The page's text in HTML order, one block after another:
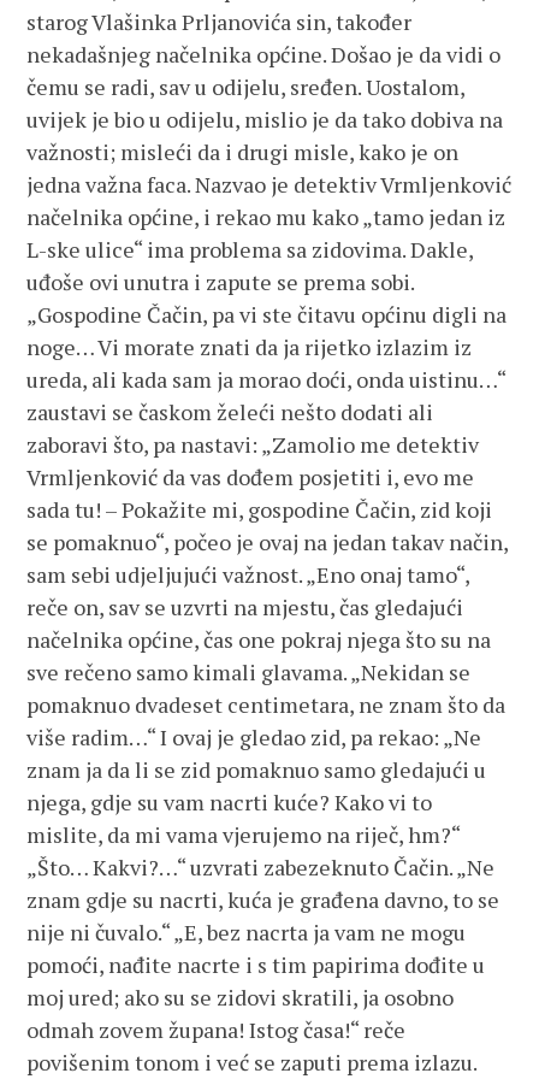
starog Vlašinka Prljanovića sin, također
nekadašnjeg načelnika općine. Došao je da vidi o
čemu se radi, sav u odijelu, sređen. Uostalom,
uvijek je bio u odijelu, mislio je da tako dobiva na
važnosti; misleći da i drugi misle, kako je on
jedna važna faca. Nazvao je detektiv Vrmljenković
načelnika općine, i rekao mu kako „tamo jedan iz
L-ske ulice“ ima problema sa zidovima. Dakle,
uđoše ovi unutra i zapute se prema sobi.
„Gospodine Čačin, pa vi ste čitavu općinu digli na
noge… Vi morate znati da ja rijetko izlazim iz
ureda, ali kada sam ja morao doći, onda uistinu…“
zaustavi se časkom želeći nešto dodati ali
zaboravi što, pa nastavi: „Zamolio me detektiv
Vrmljenković da vas dođem posjetiti i, evo me
sada tu! – Pokažite mi, gospodine Čačin, zid koji
se pomaknuo“, počeo je ovaj na jedan takav način,
sam sebi udjeljujući važnost. „Eno onaj tamo“,
reče on, sav se uzvrti na mjestu, čas gledajući
načelnika općine, čas one pokraj njega što su na
sve rečeno samo kimali glavama. „Nekidan se
pomaknuo dvadeset centimetara, ne znam što da
više radim…“ I ovaj je gledao zid, pa rekao: „Ne
znam ja da li se zid pomaknuo samo gledajući u
njega, gdje su vam nacrti kuće? Kako vi to
mislite, da mi vama vjerujemo na riječ, hm?“
„Što… Kakvi?…“ uzvrati zabezeknuto Čačin. „Ne
znam gdje su nacrti, kuća je građena davno, to se
nije ni čuvalo.“ „E, bez nacrta ja vam ne mogu
pomoći, nađite nacrte i s tim papirima dođite u
moj ured; ako su se zidovi skratili, ja osobno
odmah zovem župana! Istog časa!“ reče
povišenim tonom i već se zaputi prema izlazu.